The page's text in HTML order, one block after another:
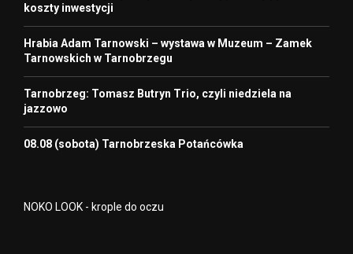
koszty inwestycji
Hrabia Adam Tarnowski – wystawa w Muzeum – Zamek
Tarnowskich w Tarnobrzegu
Tarnobrzeg: Tomasz Butryn Trio, czyli niedziela na
jazzowo
08.08 (sobota) Tarnobrzeska Potańcówka
NOKO LOOK - krople do oczu